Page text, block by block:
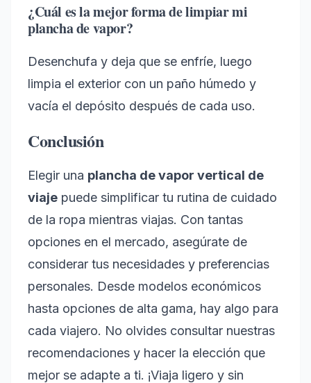
¿Cuál es la mejor forma de limpiar mi
plancha de vapor?
Desenchufa y deja que se enfríe, luego
limpia el exterior con un paño húmedo y
vacía el depósito después de cada uso.
Conclusión
Elegir una plancha de vapor vertical de
viaje puede simplificar tu rutina de cuidado
de la ropa mientras viajas. Con tantas
opciones en el mercado, asegúrate de
considerar tus necesidades y preferencias
personales. Desde modelos económicos
hasta opciones de alta gama, hay algo para
cada viajero. No olvides consultar nuestras
recomendaciones y hacer la elección que
mejor se adapte a ti. ¡Viaja ligero y sin